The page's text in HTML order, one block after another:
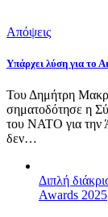
Απόψεις
Υπάρχει λύση για το
Του Δημήτρη
σηματοδότησε η
του ΝΑΤΟ για την
δεν…
Διπλή
Awards 2025